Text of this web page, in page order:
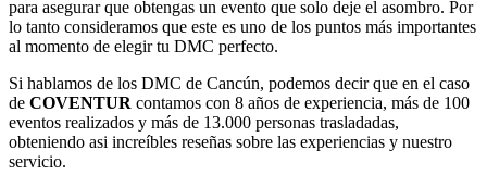
para asegurar que obtengas un evento que solo deje el asombro. Por
lo tanto consideramos que este es uno de los puntos más importantes
al momento de elegir tu DMC perfecto.
Si hablamos de los DMC de Cancún, podemos decir que en el caso
de COVENTUR contamos con 8 años de experiencia, más de 100
eventos realizados y más de 13.000 personas trasladadas,
obteniendo asi increíbles reseñas sobre las experiencias y nuestro
servicio.